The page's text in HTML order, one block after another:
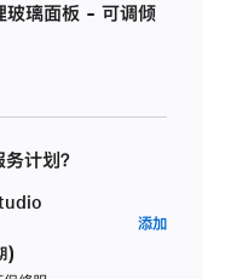
璃面板 - 可调倾
计划？
)
添加